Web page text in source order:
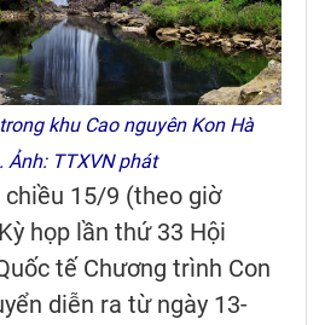
khu Cao nguyên Kon Hà
Ảnh: TTXVN phát
chiều 15/9 (theo giờ
họp lần thứ 33 Hội
tế Chương trình Con
diễn ra từ ngày 13-